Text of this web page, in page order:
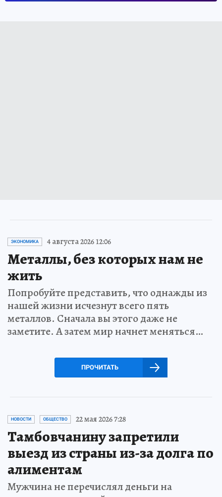
ЭКОНОМИКА 4 августа 2026 12:06
Металлы, без которых нам не
жить
Попробуйте представить, что однажды из
нашей жизни исчезнут всего пять
металлов. Сначала вы этого даже не
заметите. А затем мир начнет меняться…
ПРОЧИТАТЬ
НОВОСТИ ОБЩЕСТВО 22 мая 2026 7:28
Тамбовчанину запретили
выезд из страны из-за долга по
алиментам
Мужчина не перечислял деньги на